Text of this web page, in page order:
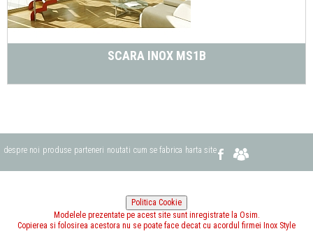
SCARA INOX MS1B
despre noi produse parteneri noutati cum se fabrica harta site
Modelele prezentate pe acest site sunt inregistrate la Osim.
Copierea si folosirea acestora nu se poate face decat cu acordul firmei Inox Style